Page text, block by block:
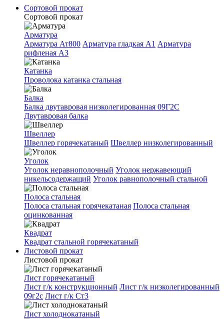
Сортовой прокат
Сортовой прокат
Арматура
Арматура Ат800 Арматура гладкая A1 Арматура
рифленая A3
Катанка
Проволока катанка стальная
Балка
Балка двутавровая низколегированная 09Г2С
Двутавровая балка
Швеллер
Швеллер горячекатаный Швеллер низколегированный
Уголок
Уголок неравнополочный Уголок нержавеющий
никельсодержащий Уголок равнополочный стальной
Полоса стальная
Полоса стальная горячекатаная Полоса стальная
оцинкованная
Квадрат
Квадрат стальной горячекатаный
Листовой прокат
Листовой прокат
Лист горячекатаный
Лист г/к конструкционный Лист г/к низколегированный
09г2с Лист г/к Ст3
Лист холоднокатаный